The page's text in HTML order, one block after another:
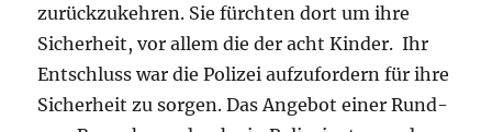
zurückzukehren. Sie fürchten dort um ihre
Sicherheit, vor allem die der acht Kinder. Ihr
Entschluss war die Polizei aufzufordern für ihre
Sicherheit zu sorgen. Das Angebot einer Rund-